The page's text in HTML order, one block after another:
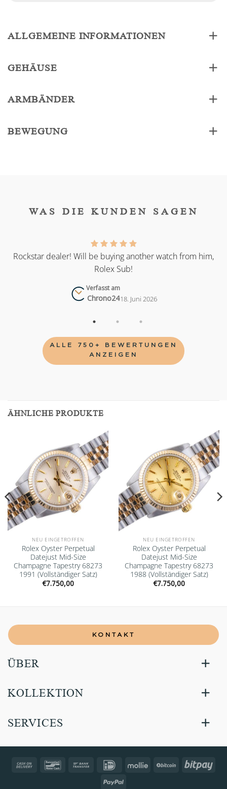
ALLGEMEINE INFORMATIONEN
GEHÄUSE
ARMBÄNDER
BEWEGUNG
WAS DIE KUNDEN SAGEN
Rockstar dealer! Will be buying another watch from him,
Rolex Sub!
Verfasst am
Chrono2418. Juni 2026
ALLE 750+ BEWERTUNGEN
ANZEIGEN
ÄHNLICHE PRODUKTE
Add to
wishlist
NEU EINGETROFFEN
Rolex Oyster Perpetual
Datejust Mid-Size
Champagne Tapestry 68273
1991 (Vollständiger Satz)
€7.750,00
Add to
wishlist
NEU EINGETROFFEN
Rolex Oyster Perpetual
Datejust Mid-Size
Champagne Tapestry 68273
1988 (Vollständiger Satz)
€7.750,00
KONTAKT
ÜBER
KOLLEKTION
SERVICES
Cash
Bancontact Bank
IDeal Mollie BitCoin
PayPal